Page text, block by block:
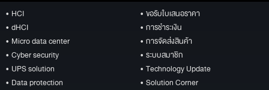
• HCI
• dHCI
• Micro data center
• Cyber security
• UPS solution
• Data protection
• ขอรับใบเสนอราคา
• การชำระเงิน
• การจัดส่งสินค้า
• ระบบสมาชิก
• Technology Update
• Solution Corner